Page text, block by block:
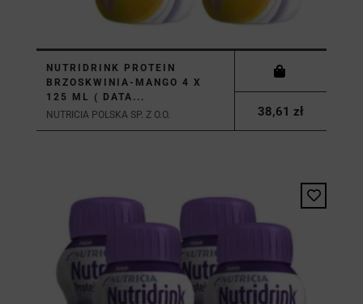
NUTRIDRINK PROTEIN
BRZOSKWINIA-MANGO 4 X
125 ML ( DATA...
NUTRICIA POLSKA SP. Z O.O.
38,61 zł